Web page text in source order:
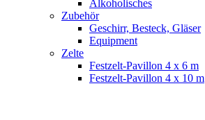
Alkoholisches
Zubehör
Geschirr, Besteck, Gläser
Equipment
Zelte
Festzelt-Pavillon 4 x 6 m
Festzelt-Pavillon 4 x 10 m